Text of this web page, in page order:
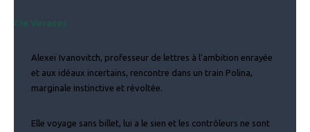
Cie Voraces
Alexeï Ivanovitch, professeur de lettres à l’ambition enrayée
et aux idéaux incertains, rencontre dans un train Polina,
marginale instinctive et révoltée.
Elle voyage sans billet, lui a le sien et les contrôleurs ne sont